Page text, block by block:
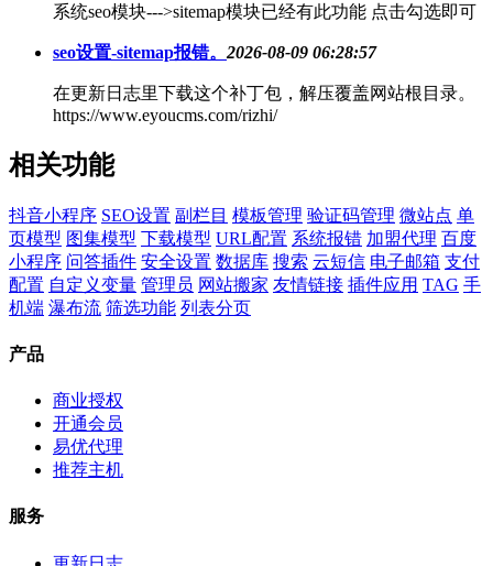
系统seo模块--->sitemap模块已经有此功能 点击勾选即可
seo设置-sitemap报错。 2026-08-09 06:28:57
在更新日志里下载这个补丁包，解压覆盖网站根目录。
https://www.eyoucms.com/rizhi/
相关功能
抖音小程序 SEO设置 副栏目 模板管理 验证码管理 微站点 单
页模型 图集模型 下载模型 URL配置 系统报错 加盟代理 百度
小程序 问答插件 安全设置 数据库 搜索 云短信 电子邮箱 支付
配置 自定义变量 管理员 网站搬家 友情链接 插件应用 TAG 手
机端 瀑布流 筛选功能 列表分页
产品
商业授权
开通会员
易优代理
推荐主机
服务